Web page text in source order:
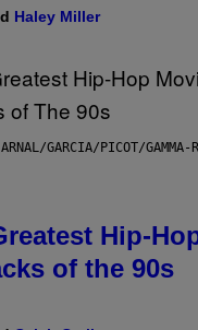
Haley Miller
GARCIA/PICOT/GAMMA-
Hip-
of the 90s